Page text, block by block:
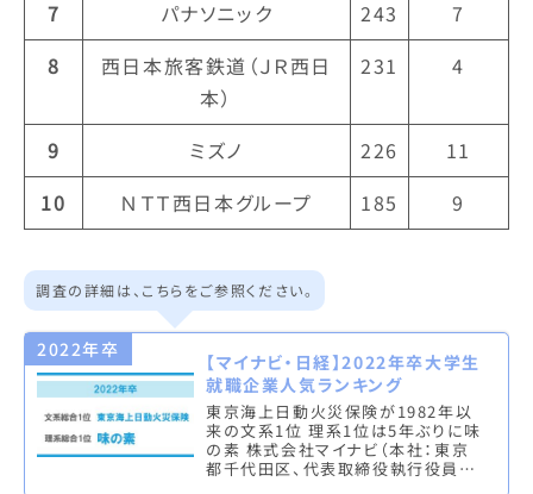
7 パナソニック 243
7
8
西日本旅客鉄道（ＪＲ西日
本）
231 4
9 ミズノ 226
11
10
ＮＴＴ西日本グループ 185 9
調査の詳細は、こちらをご参照ください。
2022年卒
【マイナビ・日経】2022年卒大学生
就職企業人気ランキング
東京海上日動火災保険が1982年以
来の文系1位 理系1位は5年ぶりに味
の素 株式会社マイナビ（本社：東京
都千代田区、代表取締役執行役員：